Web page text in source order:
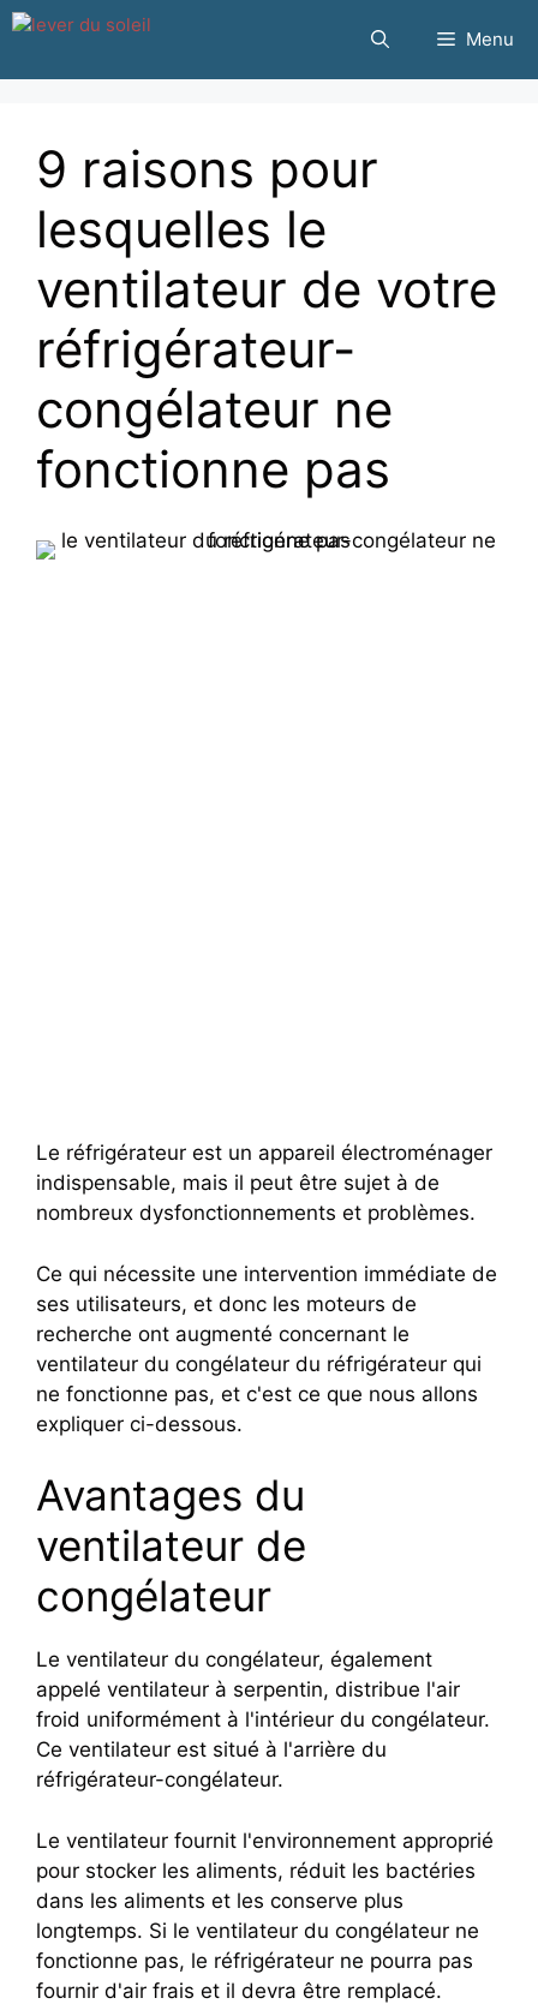
Passer
contenu
Menu
9 raisons pour
lesquelles le
ventilateur de votre
réfrigérateur-
congélateur ne
fonctionne pas
Le réfrigérateur est un appareil électroménager
indispensable, mais il peut être sujet à de
nombreux dysfonctionnements et problèmes.
Ce qui nécessite une intervention immédiate de
ses utilisateurs, et donc les moteurs de
recherche ont augmenté concernant le
ventilateur du congélateur du réfrigérateur qui
ne fonctionne pas, et c'est ce que nous allons
expliquer ci-dessous.
Avantages du
ventilateur de
congélateur
Le ventilateur du congélateur, également
appelé ventilateur à serpentin, distribue l'air
froid uniformément à l'intérieur du congélateur.
Ce ventilateur est situé à l'arrière du
réfrigérateur-congélateur.
Le ventilateur fournit l'environnement approprié
pour stocker les aliments, réduit les bactéries
dans les aliments et les conserve plus
longtemps. Si le ventilateur du congélateur ne
fonctionne pas, le réfrigérateur ne pourra pas
fournir d'air frais et il devra être remplacé.